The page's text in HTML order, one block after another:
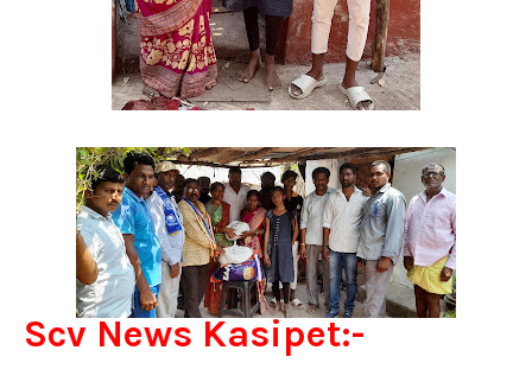
Scv News Kasipet:-